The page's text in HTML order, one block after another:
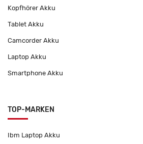
Kopfhörer Akku
Tablet Akku
Camcorder Akku
Laptop Akku
Smartphone Akku
TOP-MARKEN
Ibm Laptop Akku